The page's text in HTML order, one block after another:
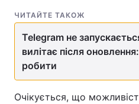
Послуги
ЧИТАЙТЕ ТАКОЖ
Telegram не
вилітає після
робити
Очікується, що